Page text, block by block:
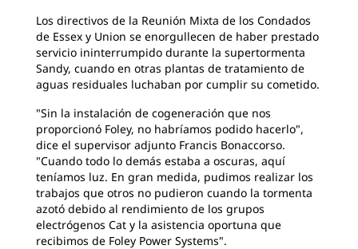
Los directivos de la Reunión Mixta de los Condados
de Essex y Union se enorgullecen de haber prestado
servicio ininterrumpido durante la supertormenta
Sandy, cuando en otras plantas de tratamiento de
aguas residuales luchaban por cumplir su cometido.
"Sin la instalación de cogeneración que nos
proporcionó Foley, no habríamos podido hacerlo",
dice el supervisor adjunto Francis Bonaccorso.
"Cuando todo lo demás estaba a oscuras, aquí
teníamos luz. En gran medida, pudimos realizar los
trabajos que otros no pudieron cuando la tormenta
azotó debido al rendimiento de los grupos
electrógenos Cat y la asistencia oportuna que
recibimos de Foley Power Systems".